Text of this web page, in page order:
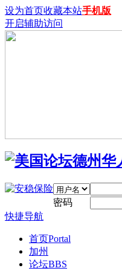
设为首页收藏本站手机版
开启辅助访问
密码
快捷导航
首页Portal
加州
论坛BBS